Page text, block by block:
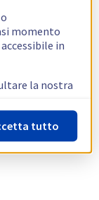
momento
in
la nostra
tutto